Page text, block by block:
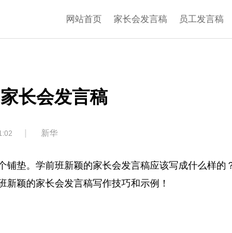
网站首页 家长会发言稿 员工发言稿
长会发言稿
| 新华
垫。学前班新颖的家长会发言稿应该写成什么样的
颖的家长会发言稿写作技巧和示例！